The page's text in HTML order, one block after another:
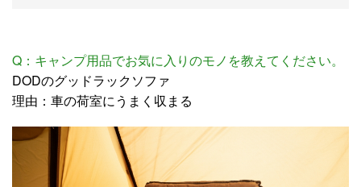
Q：キャンプ用品でお気に入りのモノを教えてください。
DODのグッドラックソファ
理由：車の荷室にうまく収まる